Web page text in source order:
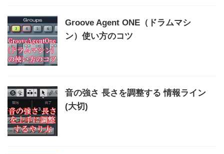
Groove Agent ONE（ドラムマシ
ン）使い方のコツ
音の強さ 長さを調整する 情報ライン
(大切)